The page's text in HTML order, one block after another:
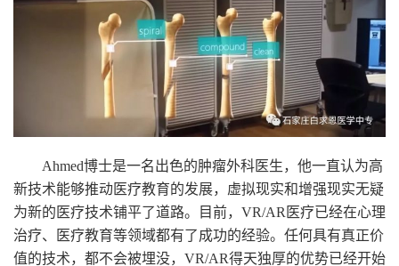
Ahmed博士是一名出色的肿瘤外科医生，他一直认为高
新技术能够推动医疗教育的发展，虚拟现实和增强现实无疑
为新的医疗技术铺平了道路。目前，VR/AR医疗已经在心理
治疗、医疗教育等领域都有了成功的经验。任何具有真正价
值的技术，都不会被埋没，VR/AR得天独厚的优势已经开始